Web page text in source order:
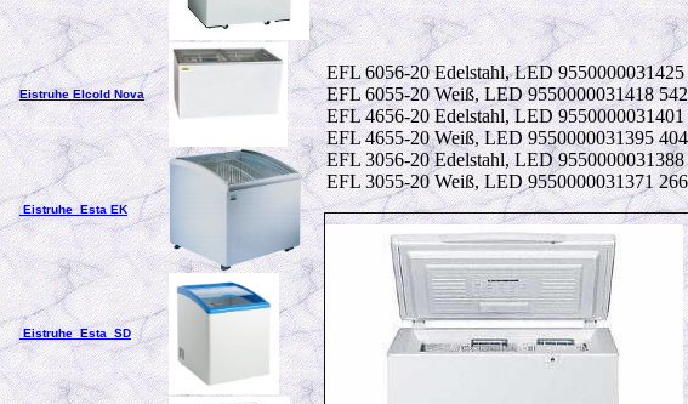
Eistruhe Elcold Nova
Eistruhe Esta EK
Eistruhe Esta SD
EFL 6056-20 Edelstahl, LED
EFL 6055-20 Weiß, LED 9550000031418
EFL 4656-20 Edelstahl, LED
EFL 4655-20 Weiß, LED 9550000031395
EFL 3056-20 Edelstahl, LED
EFL 3055-20 Weiß, LED 9550000031371